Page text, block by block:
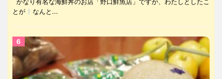
かなり有名な海鮮丼のお店「野口鮮魚店」ですが、わたしとしたこ
とが
なんと...